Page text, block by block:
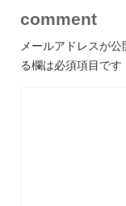
comment
メールアドレスが公
る欄は必須項目です